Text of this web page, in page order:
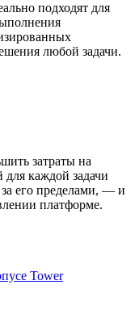
подходят для
любой задачи.
затраты на
каждой задачи
его пределами, — и
платформе.
Tower